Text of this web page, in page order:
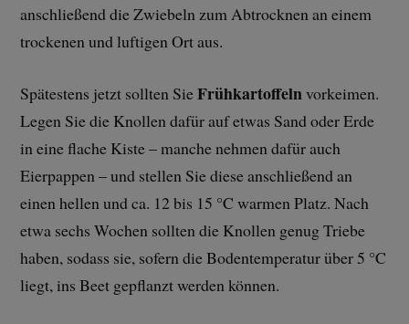
anschließend die Zwiebeln zum Abtrocknen an einem
trockenen und luftigen Ort aus.
Spätestens jetzt sollten SieFrühkartoffelnvorkeimen.
Legen Sie die Knollen dafür auf etwas Sand oder Erde
in eine flache Kiste – manche nehmen dafür auch
Eierpappen – und stellen Sie diese anschließend an
einen hellen und ca. 12 bis 15 °C warmen Platz. Nach
etwa sechs Wochen sollten die Knollen genug Triebe
haben, sodass sie, sofern die Bodentemperatur über 5 °C
liegt, ins Beet gepflanzt werden können.